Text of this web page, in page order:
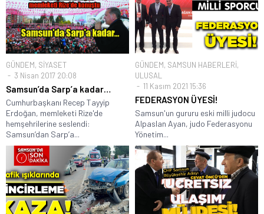
GÜNDEM, SİYASET
3 Nisan 2017 20:08
Samsun’da Sarp’a kadar…
Cumhurbaşkanı Recep Tayyip
Erdoğan, memleketi Rize'de
hemşehrilerine seslendi:
Samsun’dan Sarp’a...
GÜNDEM, SAMSUN HABERLERİ,
ULUSAL
11 Kasım 2021 15:36
FEDERASYON ÜYESİ!
Samsun'un gururu eski milli judocu
Alpaslan Ayan, judo Federasyonu
Yönetim...